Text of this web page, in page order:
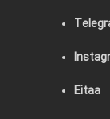
Eitaa